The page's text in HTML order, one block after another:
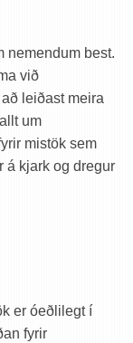
nemendum best.
við
leiðast meira
um
mistök sem
á kjark og dregur
er óeðlilegt í
fyrir